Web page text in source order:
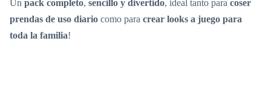
Un pack completo, sencillo y divertido, ideal tanto para coser
prendas de uso diario como para crear looks a juego para
toda la familia!